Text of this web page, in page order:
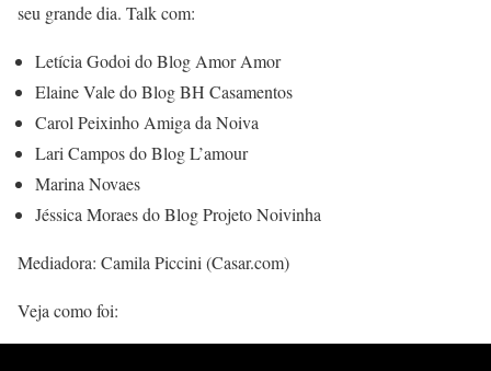
seu grande dia. Talk com:
Letícia Godoi do Blog Amor Amor
Elaine Vale do Blog BH Casamentos
Carol Peixinho Amiga da Noiva
Lari Campos do Blog L’amour
Marina Novaes
Jéssica Moraes do Blog Projeto Noivinha
Mediadora: Camila Piccini (Casar.com)
Veja como foi: